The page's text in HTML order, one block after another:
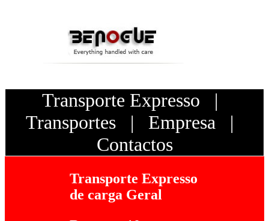
Transporte Expresso |
Transportes | Empresa |
Contactos
Transporte Expresso
de carga Geral